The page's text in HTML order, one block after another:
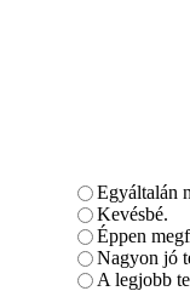
Egyáltalán
Kevésbé.
Éppen
Nagyon jó
A legjobb